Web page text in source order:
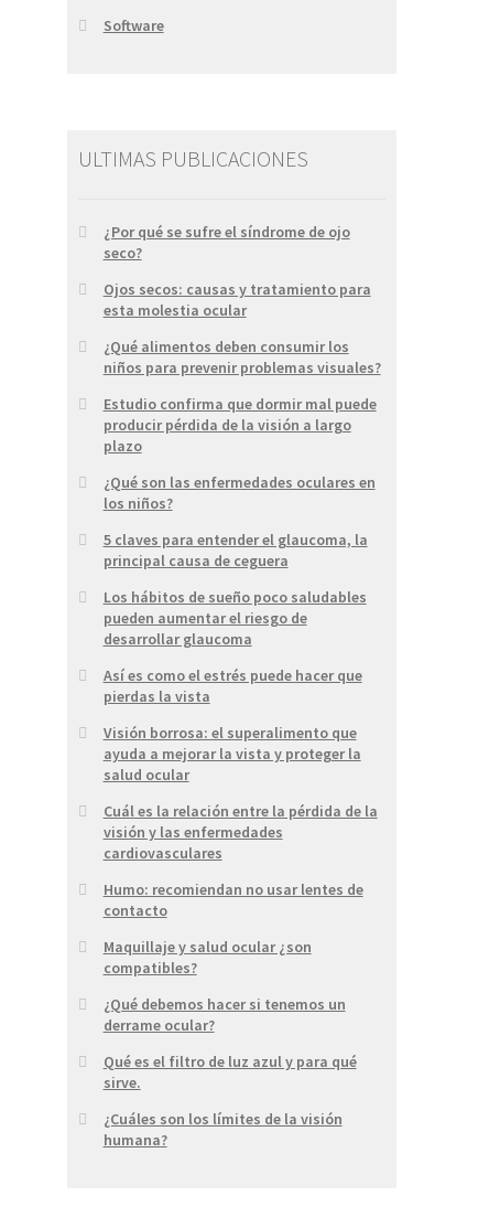
Software
ULTIMAS PUBLICACIONES
¿Por qué se sufre el síndrome de ojo
seco?
Ojos secos: causas y tratamiento para
esta molestia ocular
¿Qué alimentos deben consumir los
niños para prevenir problemas visuales?
Estudio confirma que dormir mal puede
producir pérdida de la visión a largo
plazo
¿Qué son las enfermedades oculares en
los niños?
5 claves para entender el glaucoma, la
principal causa de ceguera
Los hábitos de sueño poco saludables
pueden aumentar el riesgo de
desarrollar glaucoma
Así es como el estrés puede hacer que
pierdas la vista
Visión borrosa: el superalimento que
ayuda a mejorar la vista y proteger la
salud ocular
Cuál es la relación entre la pérdida de la
visión y las enfermedades
cardiovasculares
Humo: recomiendan no usar lentes de
contacto
Maquillaje y salud ocular ¿son
compatibles?
¿Qué debemos hacer si tenemos un
derrame ocular?
Qué es el filtro de luz azul y para qué
sirve.
¿Cuáles son los límites de la visión
humana?